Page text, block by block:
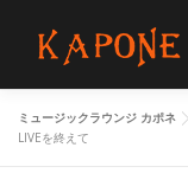
HOME
ミュージックラウンジ カポネ
LIVEを終えて